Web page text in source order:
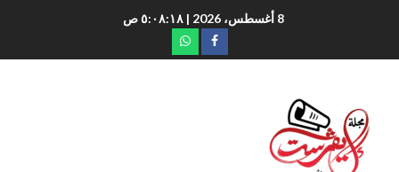
8 أغسطس، 2026 | ٥:٠٨:١٩ ص